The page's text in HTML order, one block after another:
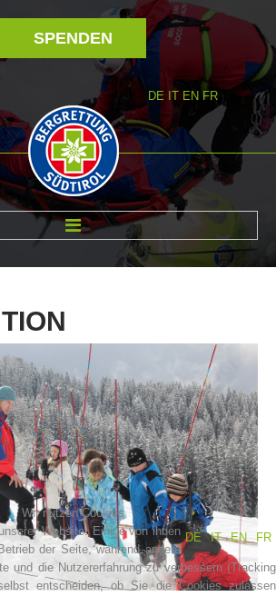
SPENDEN
DE IT EN FR
Wir nutzen Cookies
DE
IT EN FR
Website. Einige von ihnen
der Seite, während andere
und die Nutzererfahrung zu verbessern (Tracking
entscheiden, ob Sie die Cookies zulassen